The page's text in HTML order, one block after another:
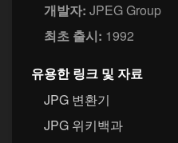
개발자: JPEG Group
최초 출시: 1992
유용한 링크 및 자료
JPG 변환기
JPG 위키백과